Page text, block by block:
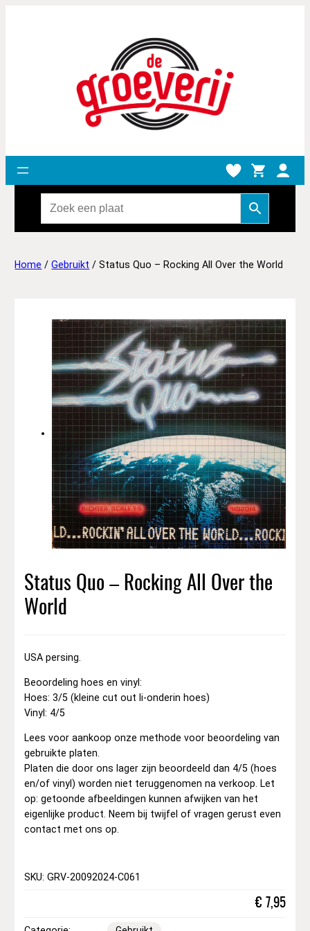
Home /Gebruikt / Status Quo – Rocking All Over the World
Status Quo – Rocking All Over the
World
USA persing.
Beoordeling hoes en vinyl:
Hoes: 3/5 (kleine cut out li-onderin hoes)
Vinyl: 4/5
Lees voor aankoop onze methode voor beoordeling van
gebruikte platen.
Platen die door ons lager zijn beoordeeld dan 4/5 (hoes
en/of vinyl) worden niet teruggenomen na verkoop. Let
op: getoonde afbeeldingen kunnen afwijken van het
eigenlijke product. Neem bij twijfel of vragen gerust even
contact met ons op.
SKU: GRV-20092024-C061
€ 7,95